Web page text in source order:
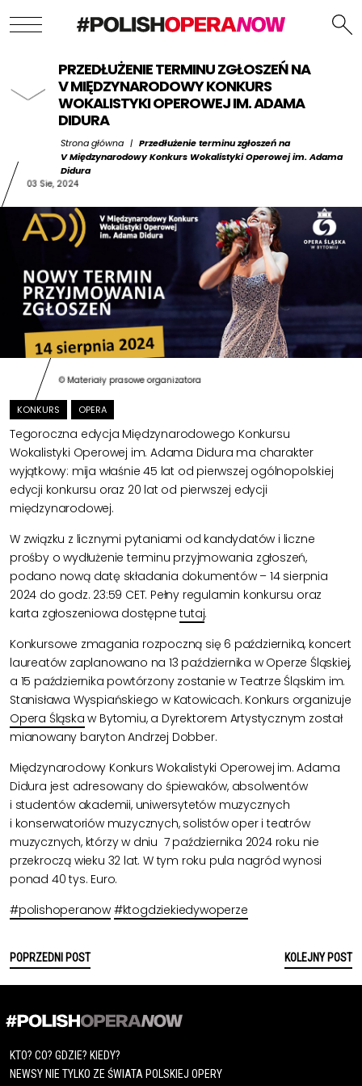
PRZEDŁUŻENIE TERMINU ZGŁOSZEŃ NA
V MIĘDZYNARODOWY KONKURS
WOKALISTYKI OPEROWEJ IM. ADAMA
DIDURA
Strona główna | Przedłużenie terminu zgłoszeń na
V Międzynarodowy Konkurs Wokalistyki Operowej im. Adama
Didura
03 Sie, 2024
© Materiały prasowe organizatora
KONKURS OPERA
Tegoroczna edycja Międzynarodowego Konkursu
Wokalistyki Operowej im. Adama Didura ma charakter
wyjątkowy: mija właśnie 45 lat od pierwszej ogólnopolskiej
edycji konkursu oraz 20 lat od pierwszej edycji
międzynarodowej.
W związku z licznymi pytaniami od kandydatów i liczne
prośby o wydłużenie terminu przyjmowania zgłoszeń,
podano nową datę składania dokumentów – 14 sierpnia
2024 do godz. 23:59 CET. Pełny regulamin konkursu oraz
karta zgłoszeniowa dostępnetutaj.
Konkursowe zmagania rozpoczną się 6 października, koncert
laureatów zaplanowano na 13 października w Operze Śląskiej,
a 15 października powtórzony zostanie w Teatrze Śląskim im.
Stanisława Wyspiańskiego w Katowicach. Konkurs organizuje
Opera Śląska w Bytomiu, a Dyrektorem Artystycznym został
mianowany baryton Andrzej Dobber.
Międzynarodowy Konkurs Wokalistyki Operowej im. Adama
Didura jest adresowany do śpiewaków, absolwentów
i studentów akademii, uniwersytetów muzycznych
i konserwatoriów muzycznych, solistów oper i teatrów
muzycznych, którzy w dniu 7 października 2024 roku nie
przekroczą wieku 32 lat. W tym roku pula nagród wynosi
ponad 40 tys. Euro.
#polishoperanow #ktogdziekiedywoperze
POPRZEDNI POST KOLEJNY POST
KTO? CO? GDZIE? KIEDY?
NEWSY NIE TYLKO ZE ŚWIATA POLSKIEJ OPERY